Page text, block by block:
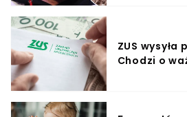
ZUS
Chodzi o